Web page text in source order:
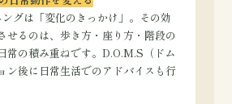
グは「変化のきっかけ」。その効
せるのは、歩き方・座り方・階段の
常の積み重ねです。D.O.M.S（ドム
ン後に日常生活でのアドバイスも行